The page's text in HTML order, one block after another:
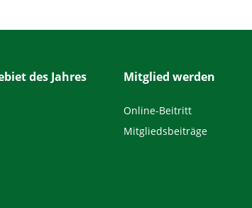
des Jahres Mitglied werden
Online-Beitritt
Mitgliedsbeiträge